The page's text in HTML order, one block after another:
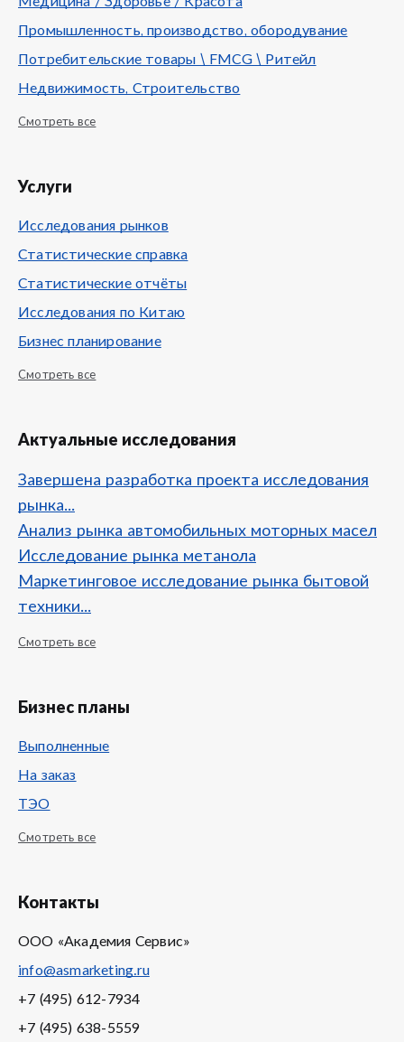
Промышленность, производство, обородувание
Потребительские товары \ FMCG \ Ритейл
Недвижимость, Строительство
Смотреть все
Услуги
Исследования рынков
Статистические справка
Статистические отчёты
Исследования по Китаю
Бизнес планирование
Смотреть все
Актуальные исследования
Завершена разработка проекта исследования
рынка...
Анализ рынка автомобильных моторных масел
Исследование рынка метанола
Маркетинговое исследование рынка бытовой
техники...
Смотреть все
Бизнес планы
Выполненные
На заказ
ТЭО
Смотреть все
Контакты
ООО «Академия Сервис»
info@asmarketing.ru
+7 (495) 612-7934
+7 (495) 638-5559